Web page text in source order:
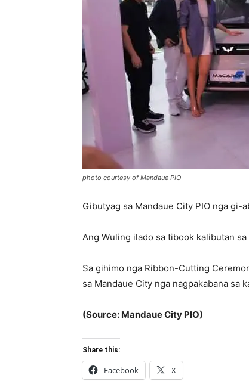
photo courtesy of Mandaue PIO
Gibutyag sa Mandaue City PIO nga gi-
Ang Wuling ilado sa tibook kalibutan
Sa gihimo nga Ribbon-Cutting
sa Mandaue City nga nagpakabana sa
(Source: Mandaue City PIO)
Share this:
Facebook X